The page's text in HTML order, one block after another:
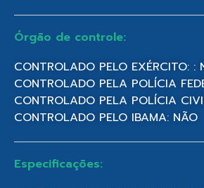
Órgão de controle:
CONTROLADO PELO EXÉRCITO: :
CONTROLADO PELA POLÍCIA
CONTROLADO PELA POLÍCIA
CONTROLADO PELO IBAMA: NÃO
Especificações: